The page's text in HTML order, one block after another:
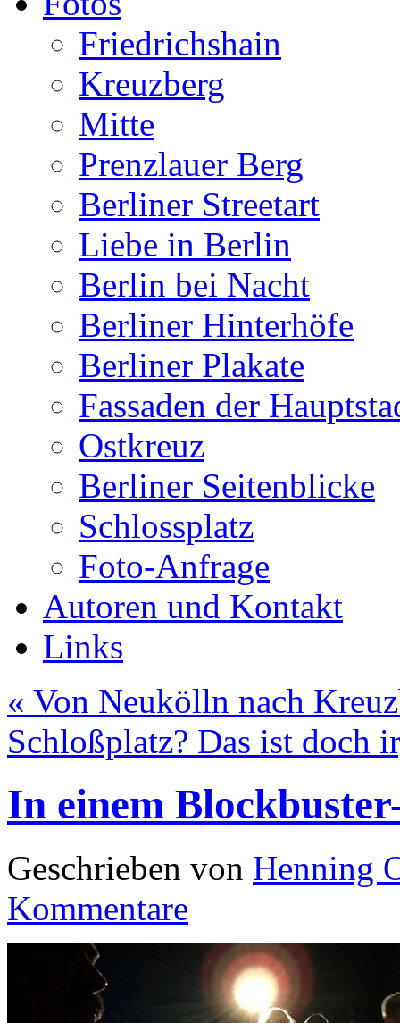
Friedrichshain
Kreuzberg
Mitte
Prenzlauer Berg
Berliner Streetart
Liebe in Berlin
Berlin bei Nacht
Berliner Hinterhöfe
Berliner Plakate
Fassaden der
Ostkreuz
Berliner Seitenblicke
Schlossplatz
Foto-Anfrage
Autoren und Kontakt
Links
« Von Neukölln nach
Schloßplatz? Das ist doch
In einem
Geschrieben von Henning
Kommentare